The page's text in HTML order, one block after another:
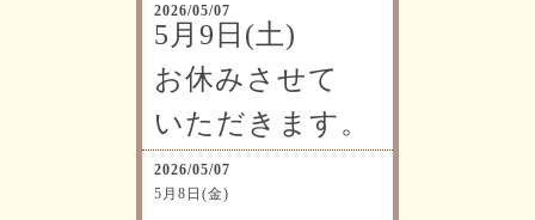
2026/05/07
5月9日(土)
お休みさせて
いただきます。
2026/05/07
5月8日(金)